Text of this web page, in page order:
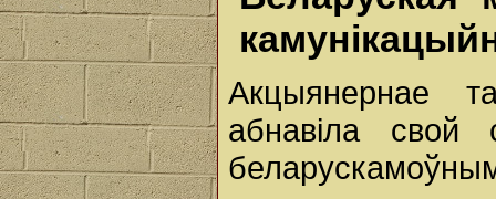
Акцыянернае
абнавіла